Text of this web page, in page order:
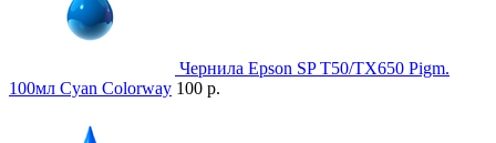
Чернила Epson SP T50/TX650 Pigm.
100мл Cyan Colorway 100 р.